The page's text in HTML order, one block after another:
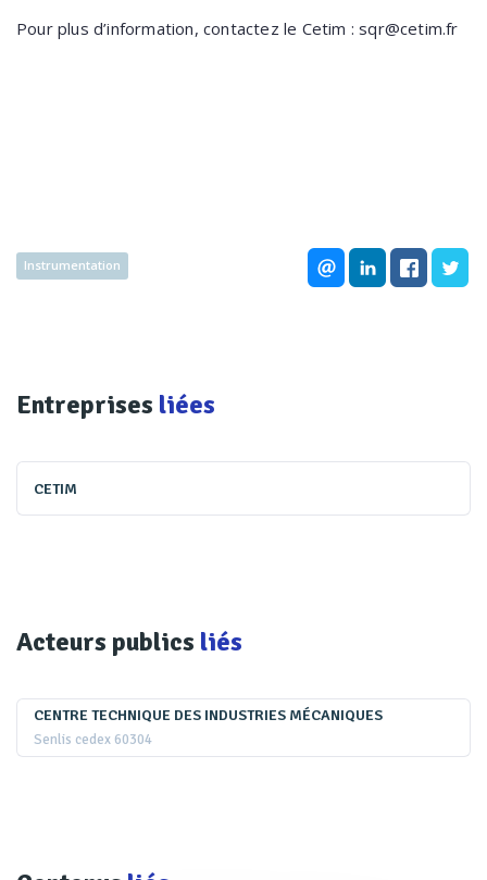
Pour plus d’information, contactez le Cetim : sqr@cetim.fr
Instrumentation
Entreprises liées
CETIM
Acteurs publics liés
CENTRE TECHNIQUE DES INDUSTRIES MÉCANIQUES
Senlis cedex 60304